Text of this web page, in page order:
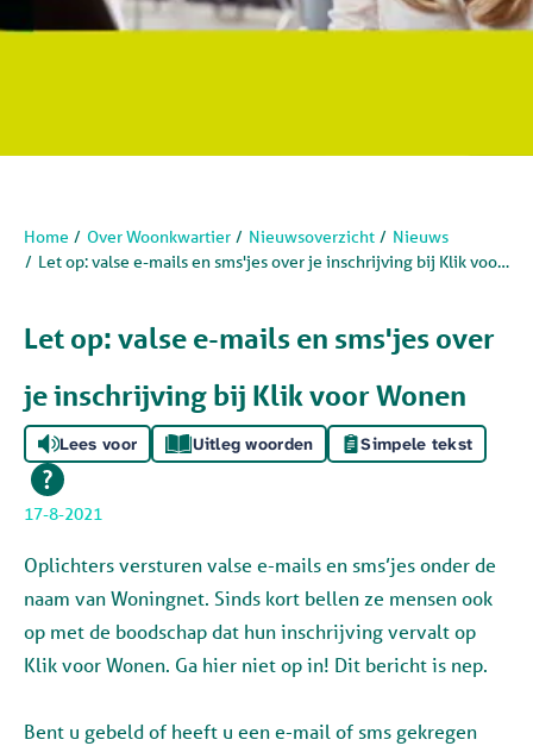
Home Over Woonkwartier Nieuwsoverzicht
Nieuws
Let op: valse e-mails en sms'jes over je inschrijving bij Klik voor Wonen
Let op: valse e-mails en sms'jes over
je inschrijving bij Klik voor Wonen
Lees voor Uitleg woorden Simpele tekst
17-8-2021
Oplichters versturen valse e-mails en sms’jes onder de
naam van Woningnet. Sinds kort bellen ze mensen ook
op met de boodschap dat hun inschrijving vervalt op
Klik voor Wonen. Ga hier niet op in! Dit bericht is nep.
Bent u gebeld of heeft u een e-mail of sms gekregen